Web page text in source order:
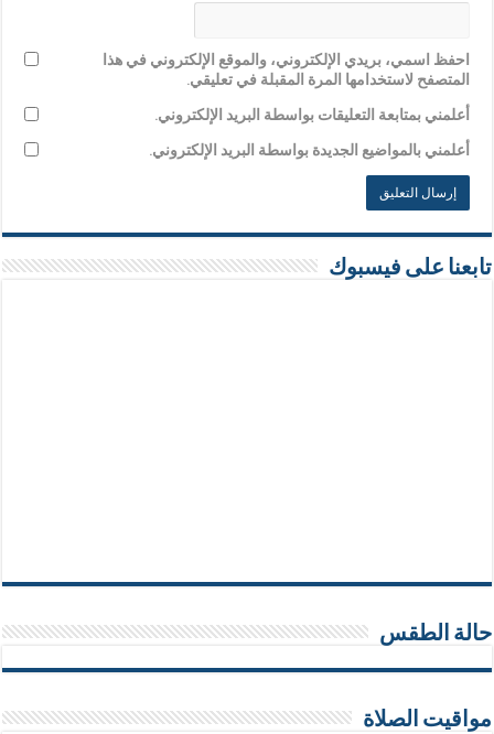
احفظ اسمي، بريدي الإلكتروني، والموقع الإلكتروني في هذا
المتصفح لاستخدامها المرة المقبلة في تعليقي.
أعلمني بمتابعة التعليقات بواسطة البريد الإلكتروني.
أعلمني بالمواضيع الجديدة بواسطة البريد الإلكتروني.
تابعنا على فيسبوك
حالة الطقس
مواقيت الصلاة